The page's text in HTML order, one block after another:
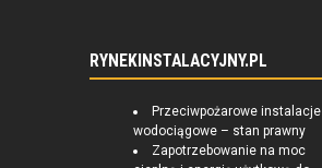
RYNEKINSTALACYJNY.PL
Przeciwpożarowe instalacje
wodociągowe – stan prawny
Zapotrzebowanie na moc